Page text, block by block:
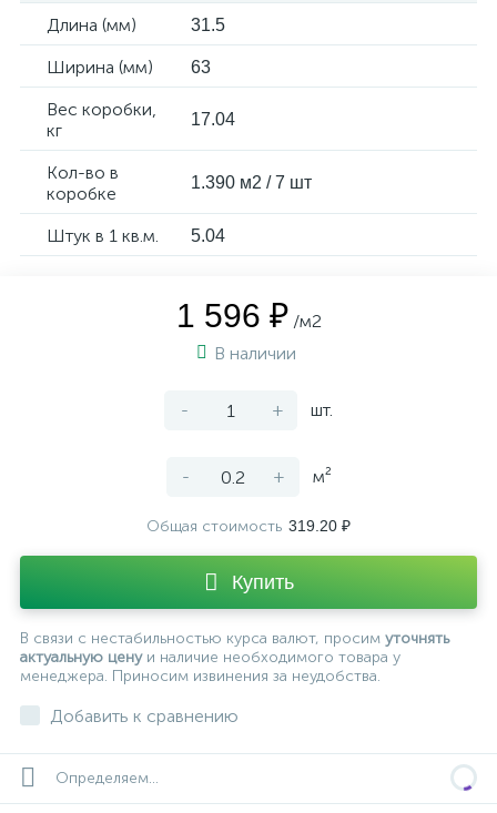
Длина (мм) 31.5
Ширина (мм) 63
Вес коробки,
кг
17.04
Кол-во в
коробке
1.390 м2 / 7 шт
Штук в 1 кв.м. 5.04
1 596 ₽ /м2
В наличии
- + шт.
- + м²
Общая стоимость 319.20 ₽
Купить
В связи с нестабильностью курса валют, просим уточнять
актуальную ценуи наличие необходимого товара у
менеджера. Приносим извинения за неудобства.
Добавить к сравнению
Определяем...